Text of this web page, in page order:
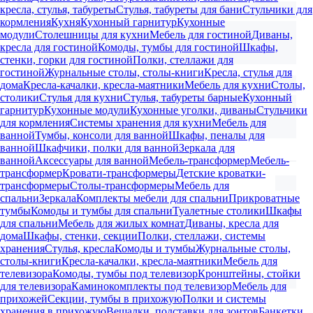
кресла, стулья, табуретыСтулья, табуреты для баниСтульчики для
кормленияКухняКухонный гарнитурКухонные
модулиСтолешницы для кухниМебель для гостинойДиваны,
кресла для гостинойКомоды, тумбы для гостинойШкафы,
стенки, горки для гостинойПолки, стеллажи для
гостинойЖурнальные столы, столы-книгиКресла, стулья для
домаКресла-качалки, кресла-маятникиМебель для кухниСтолы,
столикиСтулья для кухниСтулья, табуреты барныеКухонный
гарнитурКухонные модулиКухонные уголки, диваныСтульчики
для кормленияСистемы хранения для кухниМебель для
ваннойТумбы, консоли для ваннойШкафы, пеналы для
ваннойШкафчики, полки для ваннойЗеркала для
ваннойАксессуары для ваннойМебель-трансформерМебель-
трансформерКровати-трансформерыДетские кроватки-
трансформерыСтолы-трансформерыМебель для
спальниЗеркалаКомплекты мебели для спальниПрикроватные
тумбыКомоды и тумбы для спальниТуалетные столикиШкафы
для спальниМебель для жилых комнатДиваны, кресла для
домаШкафы, стенки, секцииПолки, стеллажи, системы
храненияСтулья, креслаКомоды и тумбыЖурнальные столы,
столы-книгиКресла-качалки, кресла-маятникиМебель для
телевизораКомоды, тумбы под телевизорКронштейны, стойки
для телевизораКаминокомплекты под телевизорМебель для
прихожейСекции, тумбы в прихожуюПолки и системы